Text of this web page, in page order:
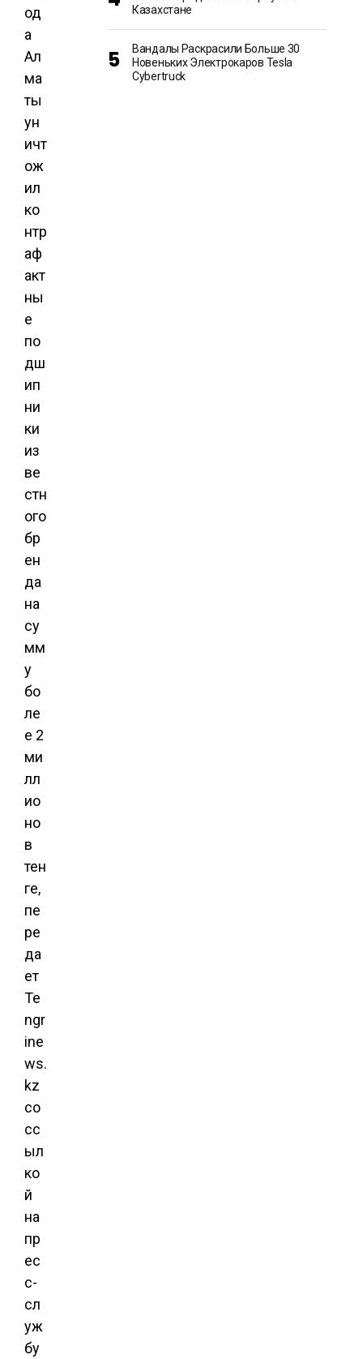
од
а
Ал
ма
ты
ун
ичт
ож
ил
ко
нтр
аф
акт
ны
е
по
дш
ип
ни
ки
из
ве
стн
ого
бр
ен
да
на
су
мм
у
бо
ле
е 2
ми
лл
ио
но
в
тен
ге,
пе
ре
да
ет
Te
ngr
ine
ws.
kz
со
сс
ыл
ко
й
на
пр
ес
с-
сл
уж
бу
Казахстане
Вандалы Раскрасили Больше 30
Новеньких Электрокаров Tesla
Cybertruck